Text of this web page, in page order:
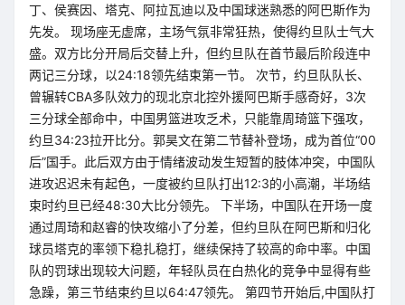
丁、侯赛因、塔克、阿拉瓦迪以及中国球迷熟悉的阿巴斯作为
先发。 现场座无虚席，主场气氛非常狂热，使得约旦队士气大
盛。双方比分开局后交替上升，但约旦队在首节最后阶段连中
两记三分球，以24:18领先结束第一节。 次节，约旦队队长、
曾辗转CBA多队效力的现北京北控外援阿巴斯手感奇好，3次
三分球全部命中，中国男篮进攻乏术，只能靠周琦篮下强攻，
约旦34:23拉开比分。郭昊文在第二节替补登场，成为首位“00
后”国手。此后双方由于情绪波动发生短暂的肢体冲突，中国队
进攻迟迟未有起色，一度被约旦队打出12:3的小高潮，半场结
束时约旦已经48:30大比分领先。 下半场，中国队在开场一度
通过周琦和赵睿的快攻缩小了分差，但约旦队在阿巴斯和归化
球员塔克的率领下稳扎稳打，继续保持了较高的命中率。中国
队的罚球出现较大问题，年轻队员在白热化的竞争中显得有些
急躁，第三节结束约旦以64:47领先。 第四节开始后,中国队打